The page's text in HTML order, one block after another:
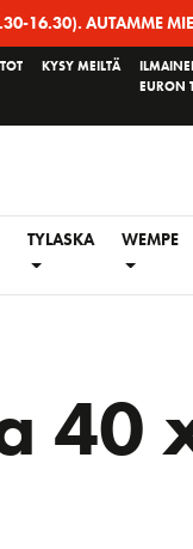
16.30). AUTAMME
KYSY MEILTÄ
EURON
TYLASKA WEMPE
40